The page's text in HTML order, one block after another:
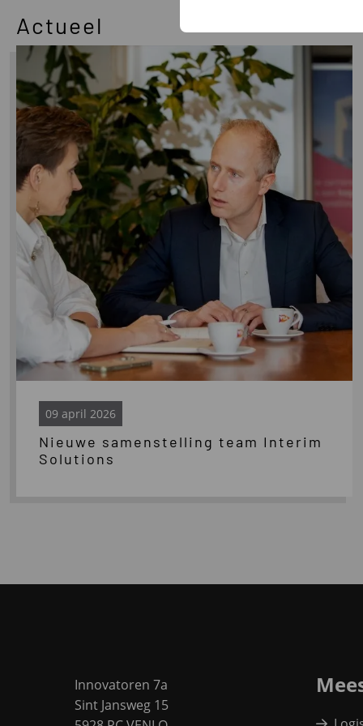
Actueel
Nieuwe samenstelling team Interim
Solutions
09 april 2026
Lees
meer
over
Nieuwe
samenstelling
team
Interim
Solutions
Innovatoren 7a
Sint Jansweg 15